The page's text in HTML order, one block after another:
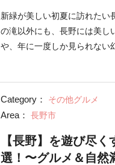
新緑が美しい初夏に訪れたい
の滝以外にも、長野には美し
や、年に一度しか見られない
Category： その他グルメ
Area： 長野市
【長野】を遊び尽
選！〜グルメ＆自然